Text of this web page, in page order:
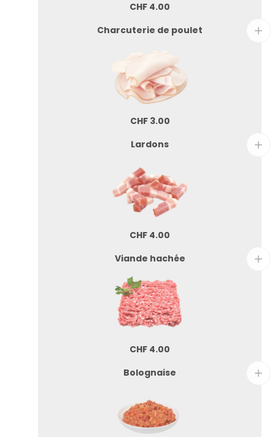
CHF 4.00
Charcuterie de poulet
CHF3.00
Lardons
CHF 4.00
Viande hachée
CHF 4.00
Bolognaise